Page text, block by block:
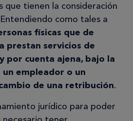
que tienen la consideración
como tales a
físicas que de
prestan servicios de
por cuenta ajena, bajo la
empleador o un
de una retribución.
jurídico para poder